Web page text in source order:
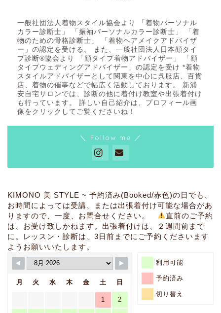
一般社団法人着物スタイル協会より 「着物パーソナル
カラー診断士」 「振袖パーソナルカラー診断士」 「着
物のための骨格診断士」 「着物ヘアメイクアドバイザ
ー」の認定を受ける。 また、一般社団法人日本顔タイ
プ診断®協会より 「顔タイプ着物アドバイザー」 「顔
タイプウェディングアドバイザー」の認定を受け *着物
スタイルアドバイザーとして関東を中心に呉服店、百貨
店、着物の催事などで幅広く活動しております。 新浦
安自宅サロンでは、診断の他に着付け教室や出張着付け
も行っています。 詳しい自己紹介は、プロフィール画
像をクリックしてご覧くださいね！
＼ Follow me ／
KIMONO 美 STYLE ~ 予約済み(Booked/赤色)の日でも、
お時間によっては受講、または出張着付け可能な場合があ
りますので、一度、お問合せください。
直前のご予約
は、お受け致しかねます。出張着付けは、２週間前まで
に。レッスン・診断は、3日前までにご予約くださいます
ようお願いいたします。
利用可能
予約済み
切り替え
月 火 水 木 金 土 日
1 2
似合うを知る
似合う着物が知りた
い・・・【顔タイプ診断と
パーソナルカラー診断】
似合う振袖が知りた
い・・・【顔タイプ診断と
パーソナルカラー診断】
お悩み解決
着姿のお悩みは・・・【骨
バイス】
その他のお悩みは・・・
【箪笥整理・コーディネー
ト相談など】
出張着付け・・・【簡単
なヘアセットいたしま
す・車いす着付け・ドレ
ス着付けもできます】